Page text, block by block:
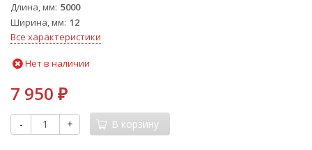
Длина, мм 5000
Ширина, мм 12
Все характеристики
Нет в наличии
7 950 ₽
- + В корзину